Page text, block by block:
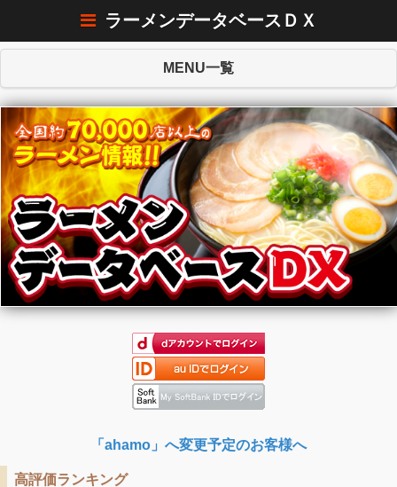
ラーメンデータベースＤＸ
MENU一覧
「ahamo」へ変更予定のお客様へ
高評価ランキング